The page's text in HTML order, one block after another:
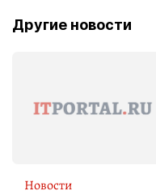
Другие новости
Новости